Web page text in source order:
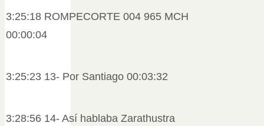
3:25:18 ROMPECORTE 004 965 MCH
00:00:04
3:25:23 13- Por Santiago 00:03:32
3:28:56 14- Así hablaba Zarathustra